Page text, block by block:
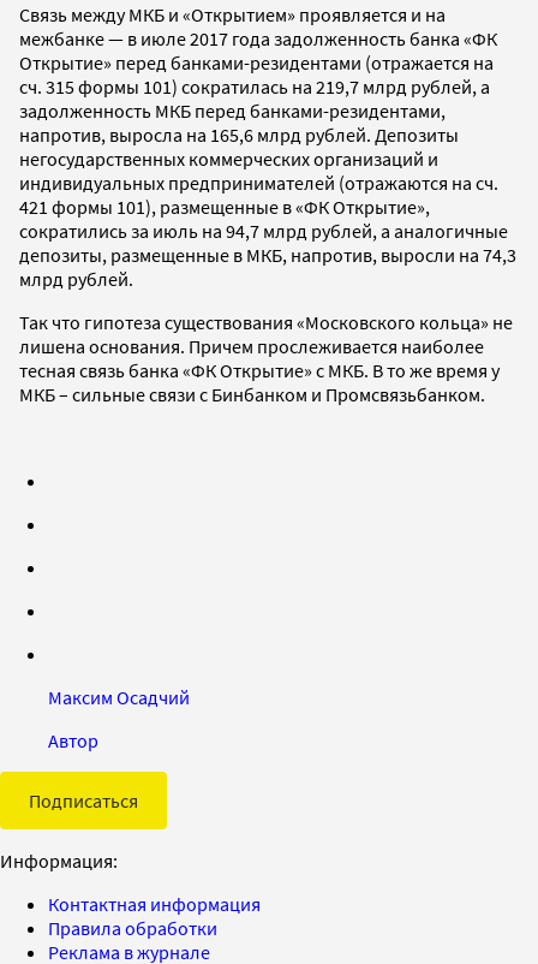
Связь между МКБ и «Открытием» проявляется и на
межбанке — в июле 2017 года задолженность банка «ФК
Открытие» перед банками-резидентами (отражается на
сч. 315 формы 101) сократилась на 219,7 млрд рублей, а
задолженность МКБ перед банками-резидентами,
напротив, выросла на 165,6 млрд рублей. Депозиты
негосударственных коммерческих организаций и
индивидуальных предпринимателей (отражаются на сч.
421 формы 101), размещенные в «ФК Открытие»,
сократились за июль на 94,7 млрд рублей, а аналогичные
депозиты, размещенные в МКБ, напротив, выросли на 74,3
млрд рублей.
Так что гипотеза существования «Московского кольца» не
лишена основания. Причем прослеживается наиболее
тесная связь банка «ФК Открытие» с МКБ. В то же время у
МКБ – сильные связи с Бинбанком и Промсвязьбанком.
Максим Осадчий
Автор
Подписаться
Информация:
Контактная информация
Правила обработки
Реклама в журнале